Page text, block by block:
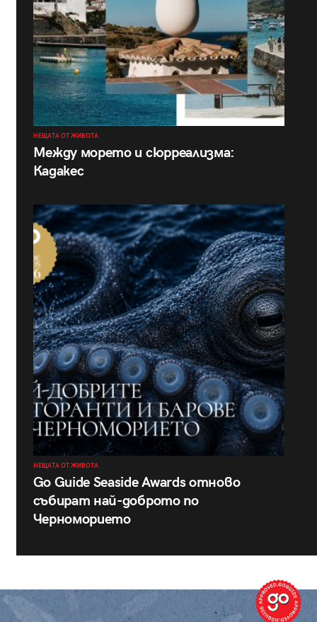
НЕЩАТА ОТ ЖИВОТА
Между морето и сюрреализма:
Кадакес
НЕЩАТА ОТ ЖИВОТА
Go Guide Seaside Awards отново
събират най-доброто по
Черноморието